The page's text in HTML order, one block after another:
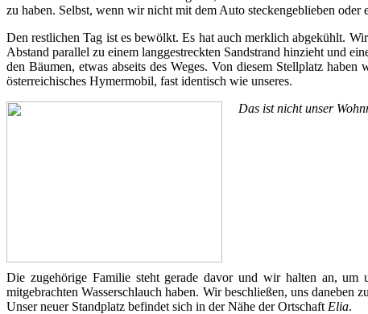
zu haben. Selbst, wenn wir nicht mit dem Auto steckengeblieben
Den restlichen Tag ist es bewölkt. Es hat auch merklich abgekühlt.
Abstand parallel zu einem langgestreckten Sandstrand hinzieht und
den Bäumen, etwas abseits des Weges. Von diesem Stellplatz
österreichisches Hymermobil, fast identisch wie unseres.
Das ist nicht unser
Die zugehörige Familie steht gerade davor und wir halten an, um
mitgebrachten Wasserschlauch haben. Wir beschließen, uns
Unser neuer Standplatz befindet sich in der Nähe der Ortschaft Elia.